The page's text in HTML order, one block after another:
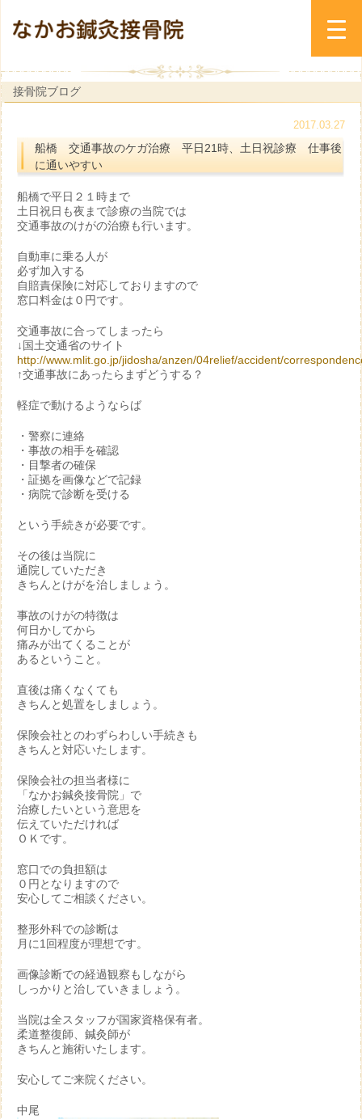
接骨院ブログ
2017.03.27
船橋 交通事故のケガ治療 平日21時、土日祝診療 仕事後
に通いやすい
船橋で平日２１時まで
土日祝日も夜まで診療の当院では
交通事故のけがの治療も行います。
自動車に乗る人が
必ず加入する
自賠責保険に対応しておりますので
窓口料金は０円です。
交通事故に合ってしまったら
↓国土交通省のサイト
http://www.mlit.go.jp/jidosha/anzen/04relief/accident/
↑交通事故にあったらまずどうする？
軽症で動けるようならば
・警察に連絡
・事故の相手を確認
・目撃者の確保
・証拠を画像などで記録
・病院で診断を受ける
という手続きが必要です。
その後は当院に
通院していただき
きちんとけがを治しましょう。
事故のけがの特徴は
何日かしてから
痛みが出てくることが
あるということ。
直後は痛くなくても
きちんと処置をしましょう。
保険会社とのわずらわしい手続きも
きちんと対応いたします。
保険会社の担当者様に
「なかお鍼灸接骨院」で
治療したいという意思を
伝えていただければ
ＯＫです。
窓口での負担額は
０円となりますので
安心してご相談ください。
整形外科での診断は
月に1回程度が理想です。
画像診断での経過観察もしながら
しっかりと治していきましょう。
当院は全スタッフが国家資格保有者。
柔道整復師、鍼灸師が
きちんと施術いたします。
安心してご来院ください。
中尾